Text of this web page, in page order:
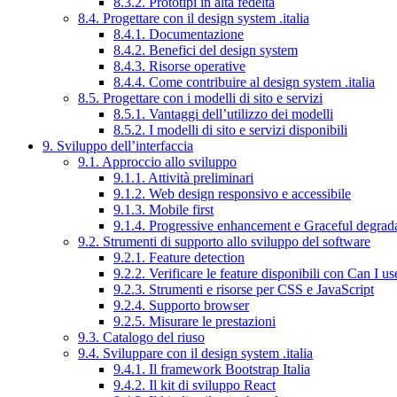
8.4. Progettare con il design system .italia
8.4.1. Documentazione
8.4.2. Benefici del design system
8.4.3. Risorse operative
8.4.4. Come contribuire al design system .italia
8.5. Progettare con i modelli di sito e servizi
8.5.1. Vantaggi dell’utilizzo dei modelli
8.5.2. I modelli di sito e servizi disponibili
9. Sviluppo dell’interfaccia
9.1. Approccio allo sviluppo
9.1.1. Attività preliminari
9.1.2. Web design responsivo e accessibile
9.1.3. Mobile first
9.1.4. Progressive enhancement e Graceful
9.2. Strumenti di supporto allo sviluppo del software
9.2.1. Feature detection
9.2.2. Verificare le feature disponibili con Can I
9.2.3. Strumenti e risorse per CSS e JavaScript
9.2.4. Supporto browser
9.2.5. Misurare le prestazioni
9.3. Catalogo del riuso
9.4. Sviluppare con il design system .italia
9.4.1. Il framework Bootstrap Italia
9.4.2. Il kit di sviluppo React